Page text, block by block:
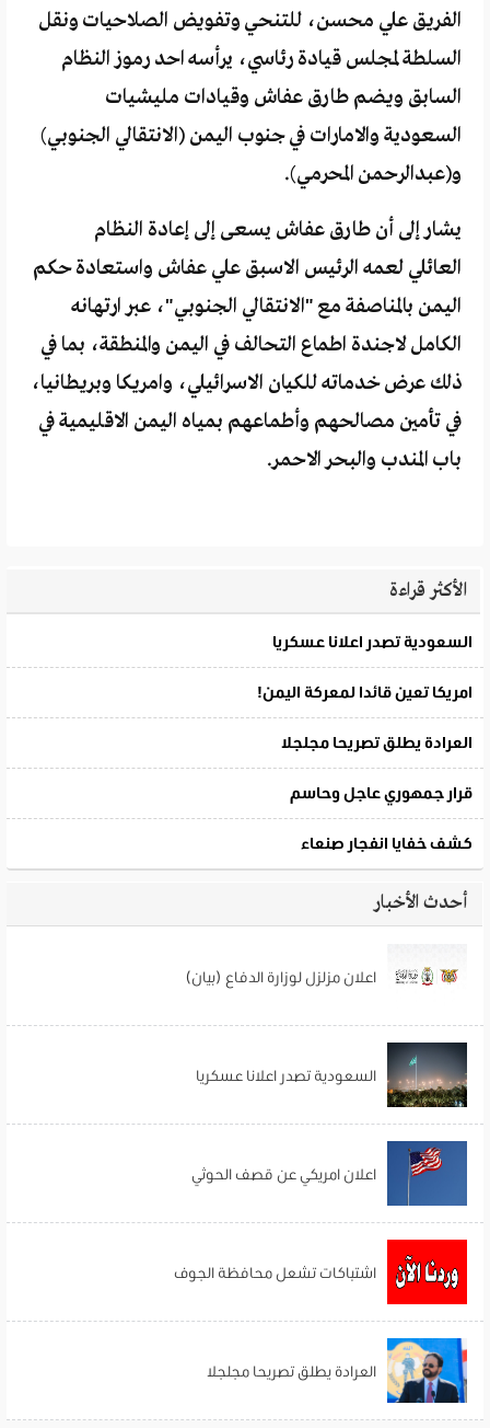
الفريق علي محسن، للتنحي وتفويض الصلاحيات ونقل
السلطة لمجلس قيادة رئاسي، يرأسه احد رموز النظام
السابق ويضم طارق عفاش وقيادات مليشيات
السعودية والامارات في جنوب اليمن (الانتقالي الجنوبي)
و(عبدالرحمن المحرمي).
يشار إلى أن طارق عفاش يسعى إلى إعادة النظام
العائلي لعمه الرئيس الاسبق علي عفاش واستعادة حكم
اليمن بالمناصفة مع "الانتقالي الجنوبي"، عبر ارتهانه
الكامل لاجندة اطماع التحالف في اليمن والمنطقة، بما في
ذلك عرض خدماته للكيان الاسرائيلي، وامريكا وبريطانيا،
في تأمين مصالحهم وأطماعهم بمياه اليمن الاقليمية في
باب المندب والبحر الاحمر.
الأكثر قراءة
أحدث الأخبار
اعلان مزلزل لوزارة الدفاع (بيان)
السعودية تصدر اعلانا عسكريا
اعلان امريكي عن قصف الحوثي
اشتباكات تشعل محافظة الجوف
العرادة يطلق تصريحا مجلجلا